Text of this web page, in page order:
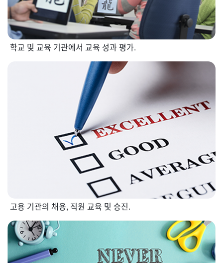
학교 및 교육 기관에서 교육 성과 평가.
고용 기관의 채용, 직원 교육 및 승진.